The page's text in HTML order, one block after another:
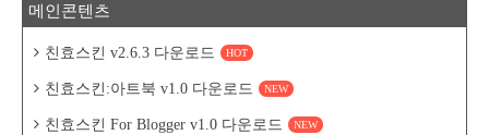
메인콘텐츠
친효스킨 v2.6.3 다운로드 HOT
친효스킨:아트북 v1.0 다운로드 NEW
친효스킨 For Blogger v1.0 다운로드 NEW